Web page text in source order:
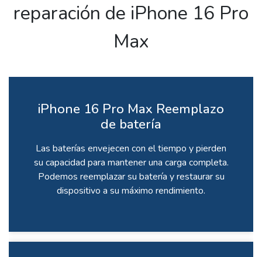
reparación de iPhone 16 Pro
Max
iPhone 16 Pro Max Reemplazo
de batería
Las baterías envejecen con el tiempo y pierden
su capacidad para mantener una carga completa.
Podemos reemplazar su batería y restaurar su
dispositivo a su máximo rendimiento.